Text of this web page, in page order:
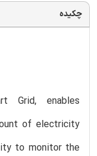
چکیده
Grid, enables
of electricity
to monitor the